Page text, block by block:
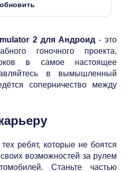
2 для Андроид - это
гоночного проекта,
в самое настоящее
в вымышленный
соперничество между
ребят, которые не боятся
возможностей за рулем
Станьте частью